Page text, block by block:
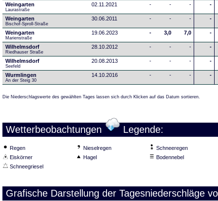
Weingarten
Laurastraße
02.11.2021 - - - -
Weingarten
Bischof-Sproll-Straße
30.06.2011 - - - -
Weingarten
Marienstraße
19.06.2023 - 3,0 7,0 -
Wilhelmsdorf
Riedhauser Straße
28.10.2012 - - - -
Wilhelmsdorf
Seefeld
20.08.2013 - - - -
Wurmlingen
An der Steig 30
14.10.2016 - - - -
Die Niederschlagswerte des gewählten Tages lassen sich durch Klicken auf das Datum sortieren.
Wetterbeobachtungen Legende:
Regen Nieselregen
Schneeregen
Eiskörner
Hagel
Bodennebel
Schneegriesel
Grafische Darstellung der Tagesniederschläge